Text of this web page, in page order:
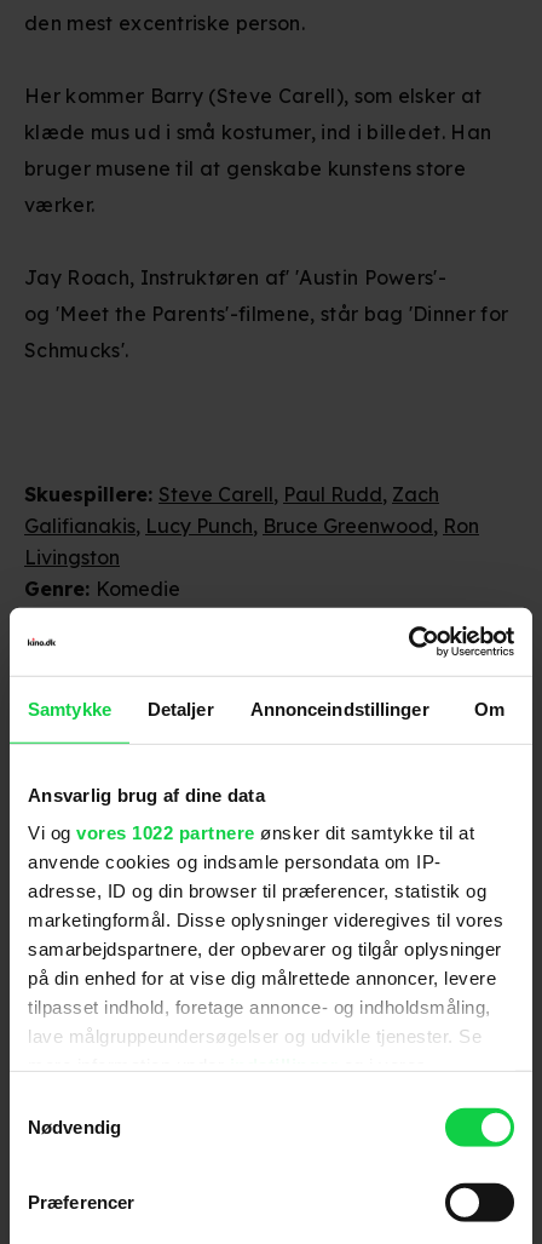
Samtykke Detaljer Annonceindstillinger Om
Ansvarlig brug af dine data
Vi og vores 1022 partnere ønsker dit samtykke til at
anvende cookies og indsamle persondata om IP-
adresse, ID og din browser til præferencer, statistik og
marketingformål. Disse oplysninger videregives til vores
samarbejdspartnere, der opbevarer og tilgår oplysninger
på din enhed for at vise dig målrettede annoncer, levere
tilpasset indhold, foretage annonce- og indholdsmåling,
lave målgruppeundersøgelser og udvikle tjenester. Se
tilbage eller ændre indstillinger fra vores
"Cookiedeklaration", eller ved at trykke på "Privacy
Nødvendig
Præferencer
Anmeldelser fra medierne
( 4)
Jyllands-Posten
"... udarter i fjollerier, der ikke kalder på latteren,
højst - en sjælden gang - på det skæve grin eller
mest af alt en kedsomhedens hovedrysten." (Johs H.
Skuespillere: Steve Carell, Paul Rudd, Zach
Galifianakis, Lucy Punch, Bruce Greenwood, Ron
Livingston
Genre: Komedie
Aldersmærke
Distributør: UIP
den mest excentriske person.
Her kommer Barry (Steve Carell), som elsker at
klæde mus ud i små kostumer, ind i billedet. Han
bruger musene til at genskabe kunstens store
værker.
Jay Roach, Instruktøren af' 'Austin Powers'-
og 'Meet the Parents'-filmene, står bag 'Dinner for
Schmucks'.